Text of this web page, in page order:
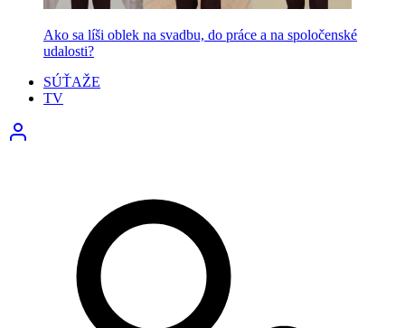
Ako sa líši oblek na svadbu, do práce a na spoločenské
udalosti?
SÚŤAŽE
TV